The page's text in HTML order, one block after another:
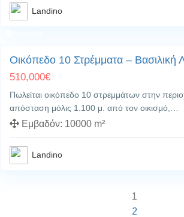
Landino
Οικόπεδο 10 Στρέμματα – Βασιλική
510,000€
Πωλείται οικόπεδο 10 στρεμμάτων στην
απόσταση μόλις 1.100 μ. από τον οικισμό,…
Εμβαδόν: 10000 m²
Landino
1
2